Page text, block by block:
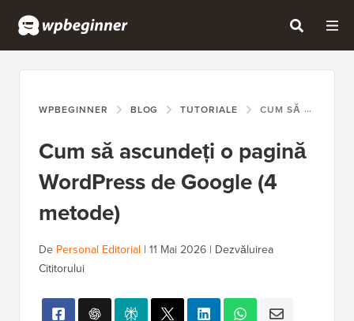
WPBEGINNER BLOG TUTORIALE CUM SĂ ASCUNDEȚI O PAGINĂ WORDPRESS DE GOOGLE (4 METODE)
Cum să ascundeți o pagină
WordPress de Google (4
metode)
De Personal Editorial | 11 Mai 2026 | Dezvăluirea
Cititorului